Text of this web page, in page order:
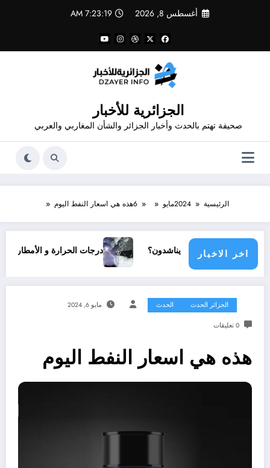
أغسطس 8, 2026 7:23:20 AM
الجزائرية للأخبار
صحيفة تهتم بالحدث وأخبار الجزائر والشأن المغاربي والعربي
الرئيسية 2024مايو 6هذه هي اسعار النفط اليوم
اخر الاخبار
أي مجتمع دولي يناشدون؟ درجات الحرارة و الأمطار في سبتمبر 2026 في الجزائر
الجزائر الحدث الحدث مايو 6, 2024
0 تعليقات
هذه هي اسعار النفط اليوم